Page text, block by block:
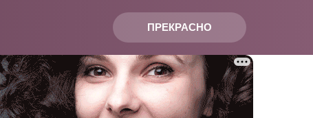
ПРЕКРАСНО